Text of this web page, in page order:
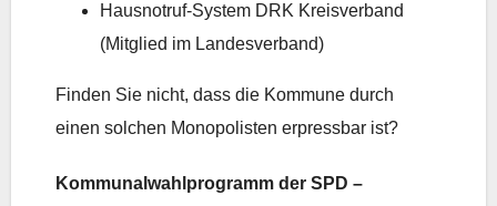
Hausnotruf-System DRK Kreisverband
(Mitglied im Landesverband)
Finden Sie nicht, dass die Kommune durch
einen solchen Monopolisten erpressbar ist?
Kommunalwahlprogramm der SPD –